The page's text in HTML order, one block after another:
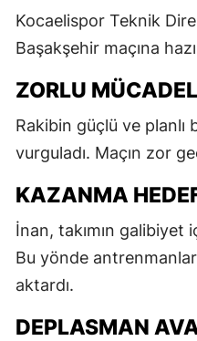
Kocaelispor Teknik
Başakşehir maçına
ZORLU
Rakibin güçlü ve planlı
vurguladı. Maçın zor
KAZANMA
İnan, takımın galibiyet
Bu yönde
aktardı.
DEPLASMAN